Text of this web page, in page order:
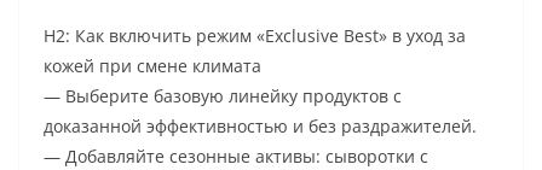
H2: Как включить режим «Exclusive Best» в уход за
кожей при смене климата
— Выберите базовую линейку продуктов с
доказанной эффективностью и без раздражителей.
— Добавляйте сезонные активы: сыворотки с